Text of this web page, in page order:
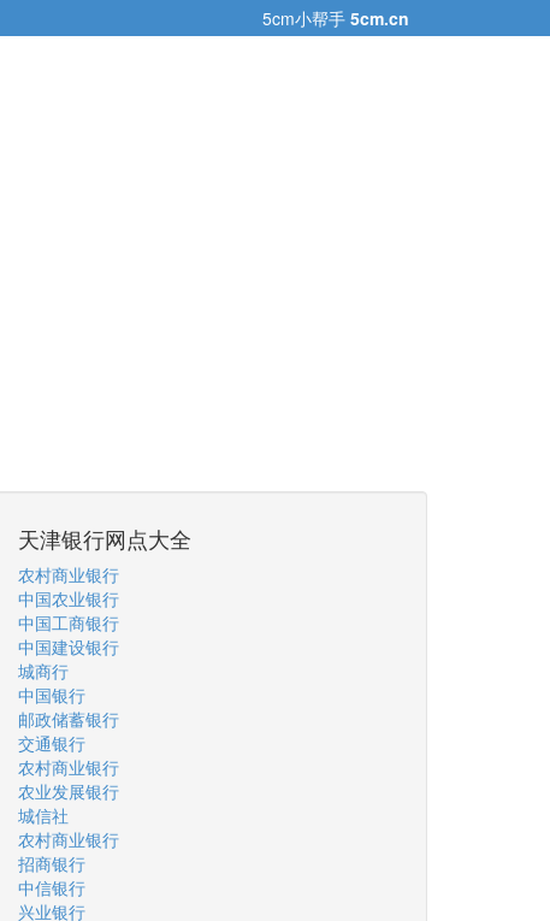
5cm小帮手 5cm.cn
天津银行网点大全
农村商业银行
中国农业银行
中国工商银行
中国建设银行
城商行
中国银行
邮政储蓄银行
交通银行
农村商业银行
农业发展银行
城信社
农村商业银行
招商银行
中信银行
兴业银行